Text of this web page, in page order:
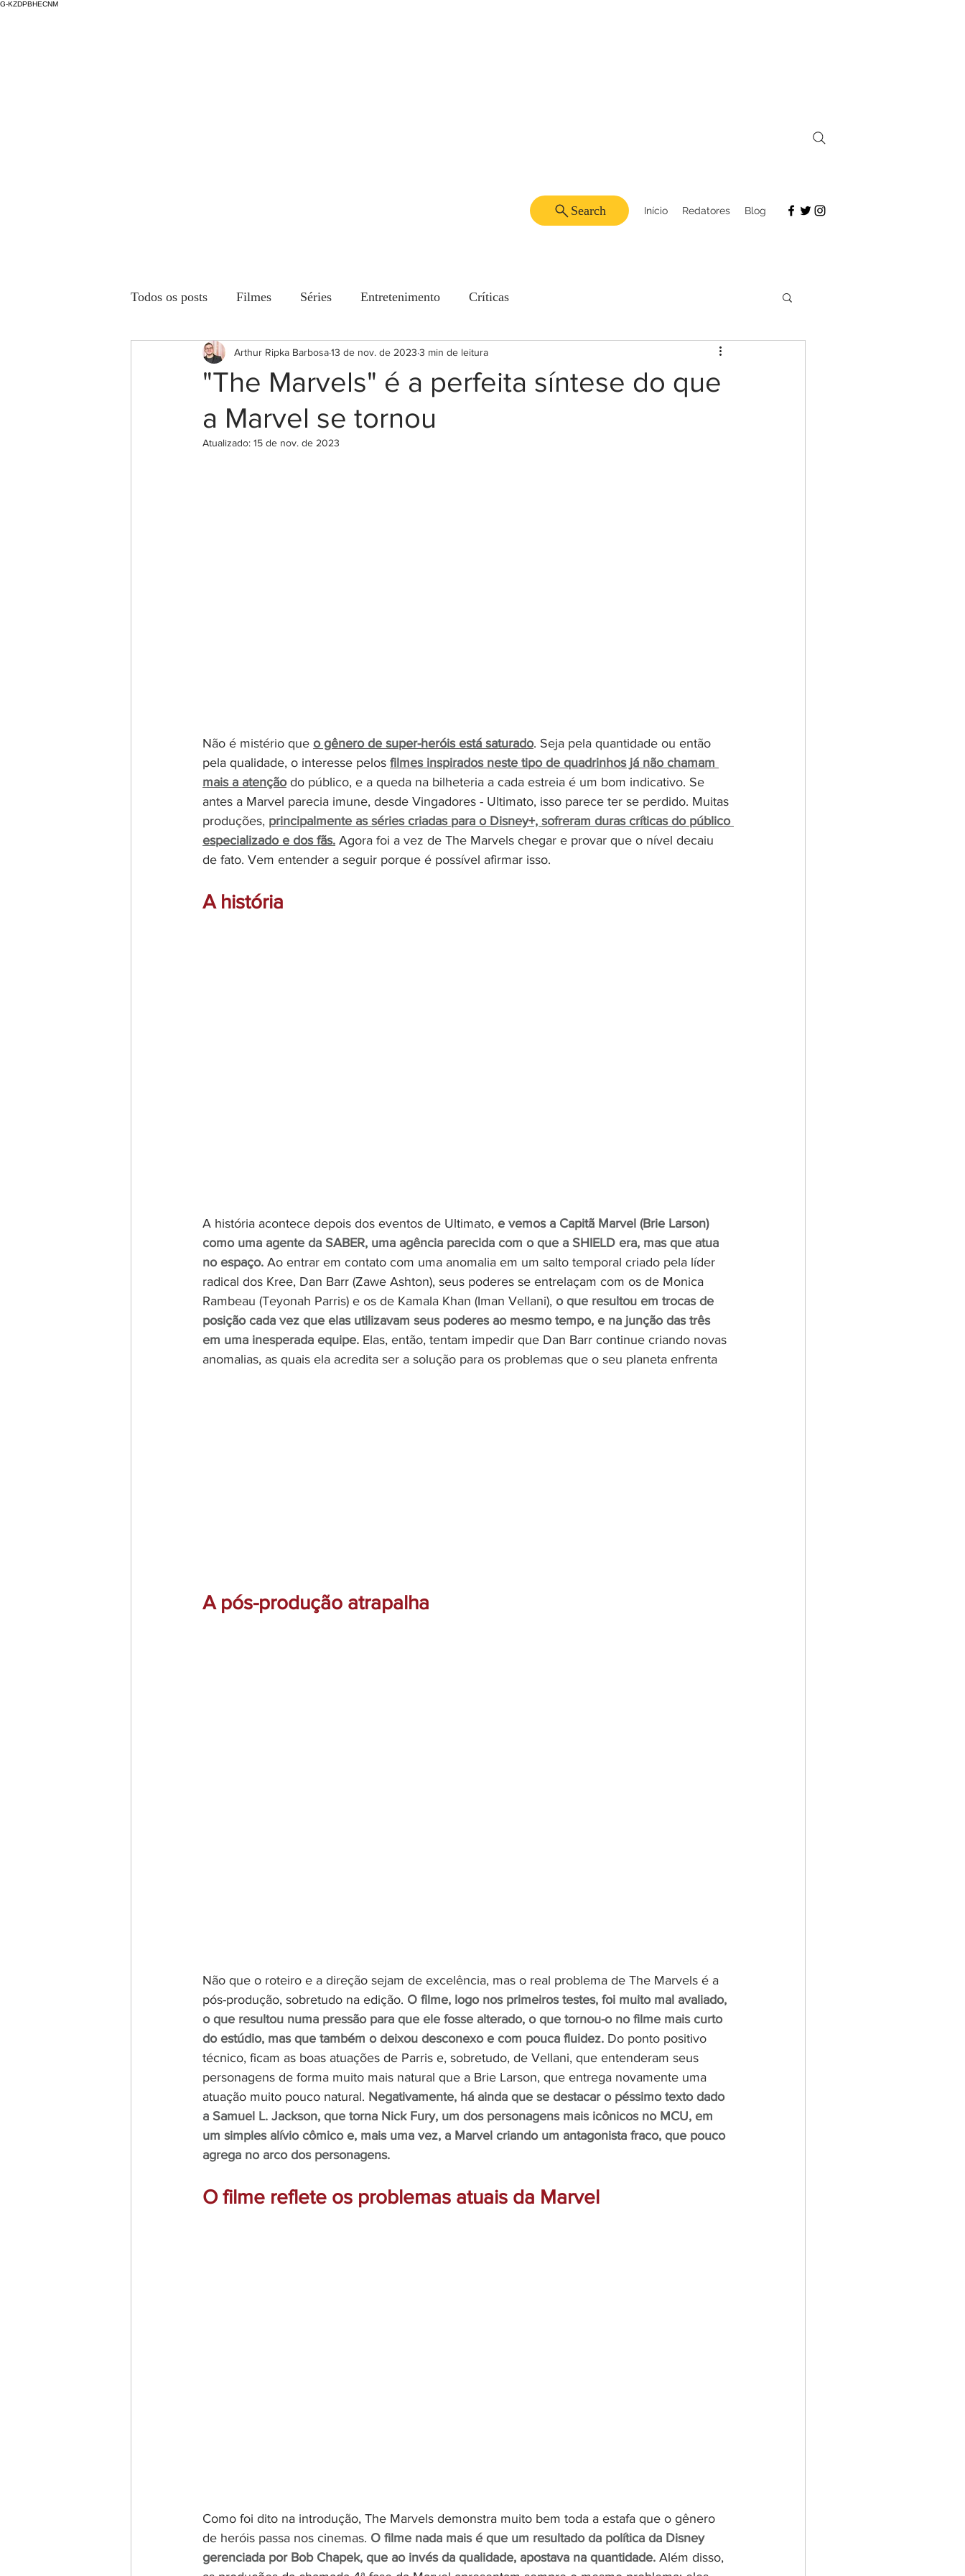
G-KZDPBHECNM
Início Redatores Blog
Search
Todos os posts Filmes Séries Entretenimento Críticas
"The Marvels" é a perfeita síntese do que
a Marvel se tornou
Arthur Ripka Barbosa13 de nov. de 2023 3 min de leitura
Atualizado: 15 de nov. de 2023
Não é mistério que o gênero de super-heróis está saturado. Seja pela quantidade ou então
pela qualidade, o interesse pelos filmes inspirados neste tipo de quadrinhos já não chamam
mais a atenção do público, e a queda na bilheteria a cada estreia é um bom indicativo. Se
antes a Marvel parecia imune, desde Vingadores - Ultimato, isso parece ter se perdido. Muitas
produções, principalmente as séries criadas para o Disney+, sofreram duras críticas do público
especializado e dos fãs. Agora foi a vez de The Marvels chegar e provar que o nível decaiu
de fato. Vem entender a seguir porque é possível afirmar isso.
A história
A história acontece depois dos eventos de Ultimato, e vemos a Capitã Marvel (Brie Larson)
como uma agente da SABER, uma agência parecida com o que a SHIELD era, mas que atua
no espaço. Ao entrar em contato com uma anomalia em um salto temporal criado pela líder
radical dos Kree, Dan Barr (Zawe Ashton), seus poderes se entrelaçam com os de Monica
Rambeau (Teyonah Parris) e os de Kamala Khan (Iman Vellani), o que resultou em trocas de
posição cada vez que elas utilizavam seus poderes ao mesmo tempo, e na junção das três
em uma inesperada equipe. Elas, então, tentam impedir que Dan Barr continue criando novas
anomalias, as quais ela acredita ser a solução para os problemas que o seu planeta enfrenta
A pós-produção atrapalha
Não que o roteiro e a direção sejam de excelência, mas o real problema de The Marvels é a
pós-produção, sobretudo na edição. O filme, logo nos primeiros testes, foi muito mal avaliado,
o que resultou numa pressão para que ele fosse alterado, o que tornou-o no filme mais curto
do estúdio, mas que também o deixou desconexo e com pouca fluidez. Do ponto positivo
técnico, ficam as boas atuações de Parris e, sobretudo, de Vellani, que entenderam seus
personagens de forma muito mais natural que a Brie Larson, que entrega novamente uma
atuação muito pouco natural. Negativamente, há ainda que se destacar o péssimo texto dado
a Samuel L. Jackson, que torna Nick Fury, um dos personagens mais icônicos no MCU, em
um simples alívio cômico e, mais uma vez, a Marvel criando um antagonista fraco, que pouco
agrega no arco dos personagens.
O filme reflete os problemas atuais da Marvel
Como foi dito na introdução, The Marvels demonstra muito bem toda a estafa que o gênero
de heróis passa nos cinemas. O filme nada mais é que um resultado da política da Disney
gerenciada por Bob Chapek, que ao invés da qualidade, apostava na quantidade. Além disso,